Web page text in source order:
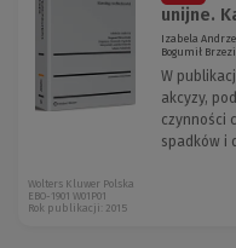
unijne.
Izabela
Bogumił
W
akcyzy,
czynności
spadków i
Wolters Kluwer Polska
EBO-1901 W01P01
Rok publikacji: 2015